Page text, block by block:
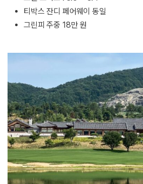
티박스 잔디 페어웨이 동일
그린피 주중 18만 원